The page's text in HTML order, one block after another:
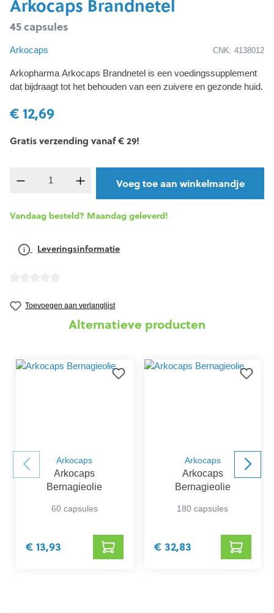
Arkocaps Brandnetel
45 capsules
Arkocaps CNK: 4138012
Arkopharma Arkocaps Brandnetel is een voedingssupplement
dat bijdraagt tot het behouden van een zuivere en gezonde huid.
€ 12,69
Gratis verzending vanaf € 29!
Producthoeveelheid: Voer de gewenste
Voeg toe aan winkelmandje
Vandaag besteld? Maandag geleverd!
Leveringsinformatie
Toevoegen aan verlanglijst
Alternatieve producten
Arkocaps
Arkocaps
Bernagieolie
60 capsules
€ 13,93
Arkocaps
Arkocaps
Bernagieolie
180 capsules
€ 32,83